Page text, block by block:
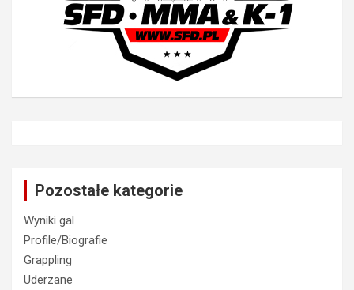
Pozostałe kategorie
Wyniki gal
Profile/Biografie
Grappling
Uderzane